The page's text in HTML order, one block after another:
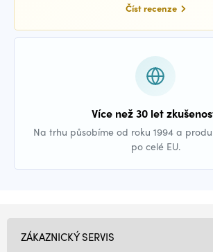
Číst recenze
Více než 30 let
Na trhu působíme od roku 1994 a
po celé EU.
ZÁKAZNICKÝ SERVIS